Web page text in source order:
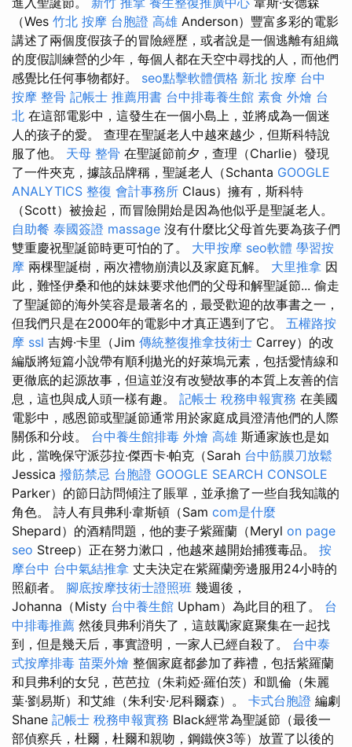
（Wes 竹北 按摩 台胞證 高雄 Anderson）豐富多彩的電影
講述了兩個度假孩子的冒險經歷，或者說是一個逃離有組織
的度假訓練營的少年，每個人都在天空中尋找的人，而他們
感覺比任何事物都好。 seo點擊軟體價格 新北 按摩 台中
按摩 整骨 記帳士 推薦用書 台中排毒養生館 素食 外燴 台
北 在這部電影中，這發生在一個小島上，並將成為一個迷
人的孩子的愛。 查理在聖誕老人中越來越少，但斯科特說
服了他。 天母 整骨 在聖誕節前夕，查理（Charlie）發現
了一件夾克，據該品牌稱，聖誕老人（Schanta GOOGLE
ANALYTICS 整復 會計事務所 Claus）擁有，斯科特
（Scott）被撿起，而冒險開始是因為他似乎是聖誕老人。
自助餐 泰國簽證 massage 沒有什麼比父母首先要為孩子們​​
雙重慶祝聖誕節時更可怕的了。 大甲按摩 seo軟體 學習按
摩 兩棵聖誕樹，兩次禮物崩潰以及家庭瓦解。 大里推拿 因
此，難怪伊桑和他的妹妹要求他們的父母和解聖誕節... 偷走
了聖誕節的海外笑容是最著名的，最受歡迎的故事書之一，
但我們只是在2000年的電影中才真正遇到了它。 五權路按
摩 ssl 吉姆·卡里（Jim 傳統整復推拿技術士 Carrey）的改
編版將短篇小說帶有順利拋光的好萊塢元素，包括愛情線和
更徹底的起源故事，但這並沒有改變故事的本質上友善的信
息，這也與成人頭一樣有趣。 記帳士 稅務申報實務 在美國
電影中，感恩節或聖誕節通常用於家庭成員澄清他們的人際
關係和分歧。 台中養生館排毒 外燴 高雄 斯通家族也是如
此，當晚保守派莎拉·傑西卡·帕克（Sarah 台中筋膜刀放鬆
Jessica 撥筋禁忌 台胞證 GOOGLE SEARCH CONSOLE
Parker）的節日訪問傾注了賬單，並承擔了一些自我知識的
角色。 詩人有貝弗利·韋斯頓（Sam com是什麼
Shepard）的酒精問題，他的妻子紫羅蘭（Meryl on page
seo Streep）正在努力漱口，他越來越開始捕獲毒品。 按
摩台中 台中氣結推拿 丈夫決定在紫羅蘭旁邊服用24小時的
照顧者。 腳底按摩技術士證照班 幾週後，
Johanna（Misty 台中養生館 Upham）為此目的租了。 台
中排毒推薦 然後貝弗利消失了，這鼓勵家庭聚集在一起找
到，但是幾天后，事實證明，一家人已經自殺了。 台中泰
式按摩排毒 苗栗外燴 整個家庭都參加了葬禮，包括紫羅蘭
和貝弗利的女兒，芭芭拉（朱莉婭·羅伯茨）和凱倫（朱麗
葉·劉易斯）和艾維（朱利安·尼科爾森）。 卡式台胞證 編劇
Shane 記帳士 稅務申報實務 Black經常為聖誕節（最後一
部偵察兵，杜爾，杜爾和親吻，鋼鐵俠3等）放置了以後的